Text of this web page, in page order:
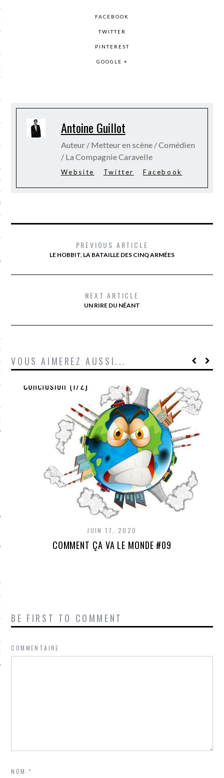
EN VOD
CARAVELLE
PODCAST
SUIVEZ-NOUS
CARAVELLE
PODCAST
FACEBOOK
TWITTER
PINTEREST
GOOGLE +
Antoine Guillot
Auteur / Metteur en scène / Comédien
/ La Compagnie Caravelle
Website Twitter Facebook
PREVIOUS ARTICLE
LE HOBBIT, LA BATAILLE DES CINQ ARMÉES
NEXT ARTICLE
UN RIRE DU NÉANT
VOUS AIMEREZ AUSSI...
JUIN 17, 2020
COMMENT ÇA VA LE MONDE #09
BE FIRST TO COMMENT
COMMENTAIRE
NOM*